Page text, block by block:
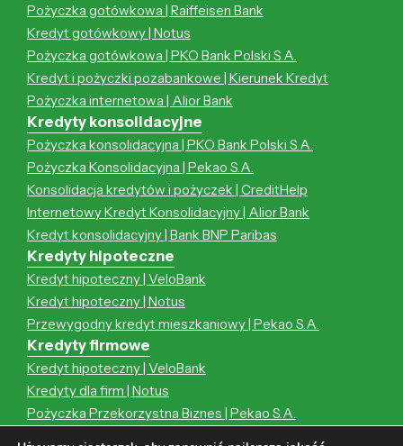
Pożyczka gotówkowa | Raiffeisen Bank
Kredyt gotówkowy | Notus
Pożyczka gotówkowa | PKO Bank Polski S.A.
Kredyt i pożyczki pozabankowe | Kierunek Kredyt
Pożyczka internetowa | Alior Bank
Kredyty konsolidacyjne
Pożyczka konsolidacyjna | PKO Bank Polski S.A.
Pożyczka Konsolidacyjna | Pekao S.A.
Konsolidacja kredytów i pożyczek | CreditHelp
Internetowy Kredyt Konsolidacyjny | Alior Bank
Kredyt konsolidacyjny | Bank BNP Paribas
Kredyty hipoteczne
Kredyt hipoteczny | VeloBank
Kredyt hipoteczny | Notus
Przewygodny kredyt mieszkaniowy | Pekao S.A.
Kredyty firmowe
Kredyt hipoteczny | VeloBank
Kredyty dla firm | Notus
Pożyczka Przekorzystna Biznes | Pekao S.A.